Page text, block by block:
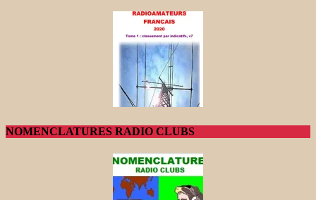
NOMENCLATURES RADIO CLUBS